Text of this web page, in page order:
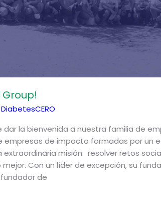
Group!
DiabetesCERO
dar la bienvenida a nuestra familia de
empresas de impacto formadas por un
misión: resolver retos
Con un líder de excepción, su
de